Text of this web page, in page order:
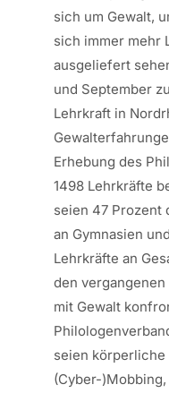
sich um Gewalt,
sich immer mehr
ausgeliefert
und September
Lehrkraft in
Erhebung des
1498 Lehrkräfte
seien 47 Prozent
an Gymnasien
Lehrkräfte an
den
mit Gewalt
seien
(Cyber-